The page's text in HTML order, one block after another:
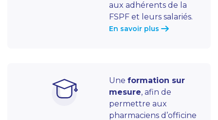
aux adhérents de la
FSPF et leurs salariés.
En savoir plus
Une formation sur
mesure, afin de
permettre aux
pharmaciens d’officine